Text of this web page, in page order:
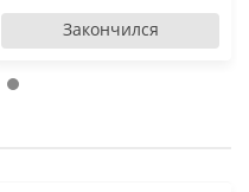
Закончился